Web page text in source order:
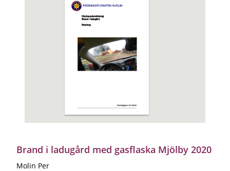
Brand i ladugård med gasflaska Mjölby 2020
Molin Per